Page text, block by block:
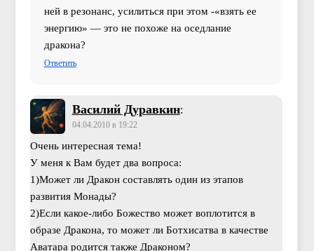
ней в резонанс, усилиться при этом -«взять ее
энергию» — это не похоже на оседлание
дракона?
Ответить
Василий Дуравкин:
04.04.2010 в 19:22
Очень интересная тема!
У меня к Вам будет два вопроса:
1)Может ли Дракон составлять один из этапов
развития Монады?
2)Если какое-либо Божество может воплотится в
образе Дракона, то может ли Ботхисатва в качестве
Аватара родится также Драконом?